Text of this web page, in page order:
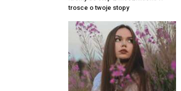
trosce o twoje stopy